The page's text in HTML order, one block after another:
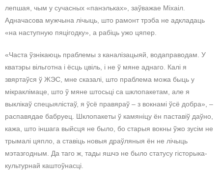
лепшая, чым у сучасных «панэльках», заўважае Міхаіл.
Адначасова мужчына лічыць, што рамонт трэба не адкладаць
«на наступную пяцігодку», а рабіць ужо цяпер.
«Часта ўзнікаюць праблемы з каналізацыяй, водаправодам. У
кватэры вільготна і ёсць цвіль, і не ў мяне аднаго. Калі я
звяртаўся ў ЖЭС, мне сказалі, што праблема можа быць у
мікраклімаце, што ў мяне штосьці са шклопакетам, але я
выклікаў спецыялістаў, я ўсё правяраў – з вокнамі ўсё добра», –
распавядае бабруец. Шклопакеты ў камяніцу ён паставіў даўно,
кажа, што іншага выйсця не было, бо старыя вокны ўжо зусім не
трымалі цяпло, а ставіць новыя драўляныя ён не лічыць
мэтазгодным. Да таго ж, тады яшчэ не было статусу гісторыка-
культурнай каштоўнасці.